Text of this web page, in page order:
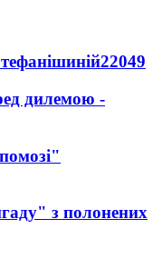
22049
дилемою -
з полонених